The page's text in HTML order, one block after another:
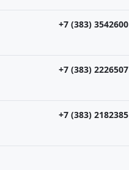
+7 (383) 3542600
+7 (383) 2226507
+7 (383) 2182385